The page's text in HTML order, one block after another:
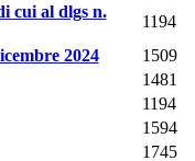
cui al dlgs n.
1194
2024
1509
1481
1194
1594
1745